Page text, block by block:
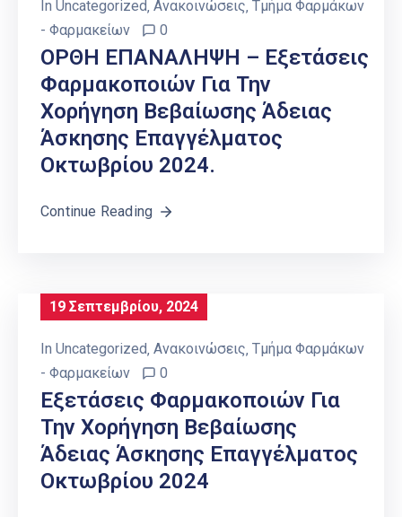
In Uncategorized Ανακοινώσεις Τμήμα Φαρμάκων
- Φαρμακείων
0
ΟΡΘΗ ΕΠΑΝΑΛΗΨΗ – Εξετάσεις
Φαρμακοποιών Για Την
Χορήγηση Βεβαίωσης Άδειας
Άσκησης Επαγγέλματος
Οκτωβρίου 2024.
Continue Reading
19 Σεπτεμβρίου, 2024
In Uncategorized Ανακοινώσεις Τμήμα Φαρμάκων
- Φαρμακείων
0
Eξετάσεις Φαρμακοποιών Για
Την Χορήγηση Βεβαίωσης
Άδειας Άσκησης Επαγγέλματος
Οκτωβρίου 2024